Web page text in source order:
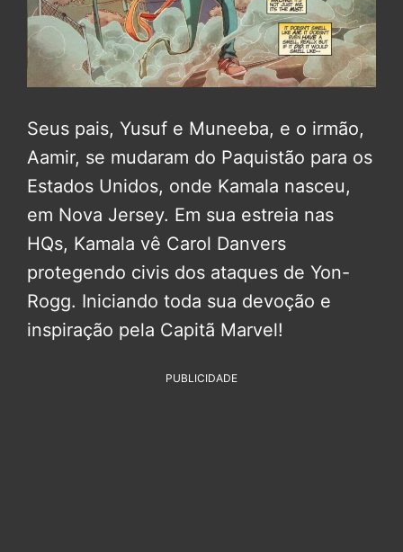
Seus pais, Yusuf e Muneeba, e o irmão,
Aamir, se mudaram do Paquistão para os
Estados Unidos, onde Kamala nasceu,
em Nova Jersey. Em sua estreia nas
HQs, Kamala vê Carol Danvers
protegendo civis dos ataques de Yon-
Rogg. Iniciando toda sua devoção e
inspiração pela Capitã Marvel!
PUBLICIDADE